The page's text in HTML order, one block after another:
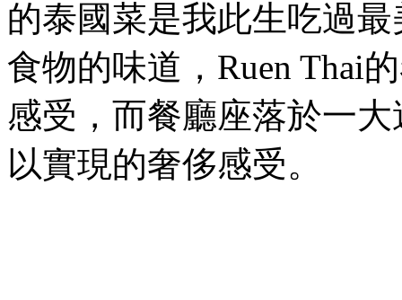
的泰國菜是我此生吃過
食物的味道， Ruen Thai
感受，而餐廳座落於一
以實現的奢侈感受。